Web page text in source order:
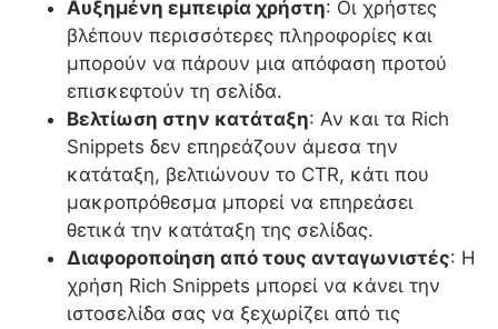
Αυξημένη εμπειρία χρήστη: Οι χρήστες
βλέπουν περισσότερες πληροφορίες και
μπορούν να πάρουν μια απόφαση προτού
επισκεφτούν τη σελίδα.
Βελτίωση στην κατάταξη: Αν και τα Rich
Snippets δεν επηρεάζουν άμεσα την
κατάταξη, βελτιώνουν το CTR, κάτι που
μακροπρόθεσμα μπορεί να επηρεάσει
θετικά την κατάταξη της σελίδας.
Διαφοροποίηση από τους ανταγωνιστές: Η
χρήση Rich Snippets μπορεί να κάνει την
ιστοσελίδα σας να ξεχωρίζει από τις